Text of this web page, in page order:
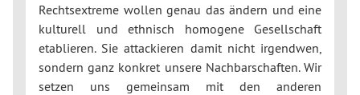
Rechtsextreme wollen genau das ändern und eine
kulturell und ethnisch homogene Gesellschaft
etablieren. Sie attackieren damit nicht irgendwen,
sondern ganz konkret unsere Nachbarschaften. Wir
setzen uns gemeinsam mit den anderen